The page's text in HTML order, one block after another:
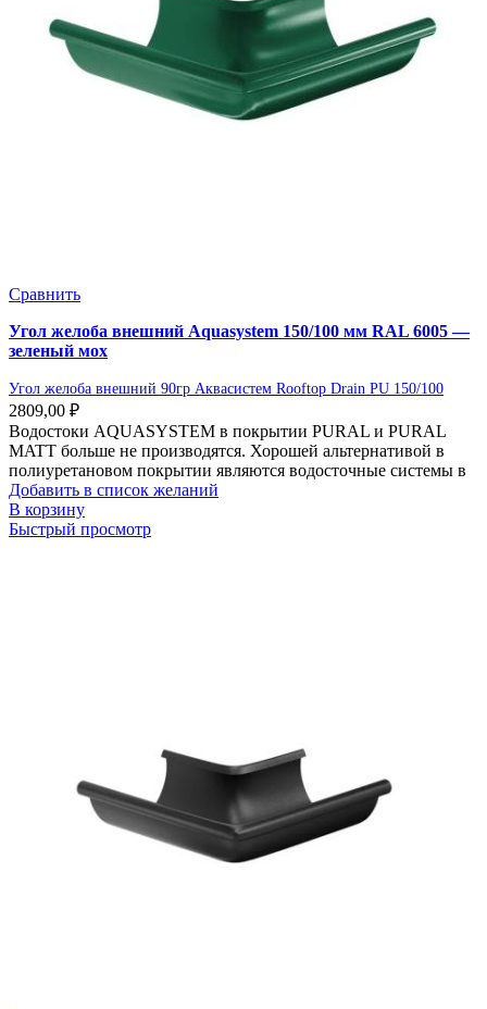
Сравнить
Угол желоба внешний Aquasystem 150/100 мм RAL 6005 —
зеленый мох
Угол желоба внешний 90гр Аквасистем Rooftop Drain PU 150/100
2809,00 ₽
Водостоки AQUASYSTEM в покрытии PURAL и PURAL
MATT больше не производятся. Хорошей альтернативой в
полиуретановом покрытии являются водосточные системы в
Добавить в список желаний
В корзину
Быстрый просмотр